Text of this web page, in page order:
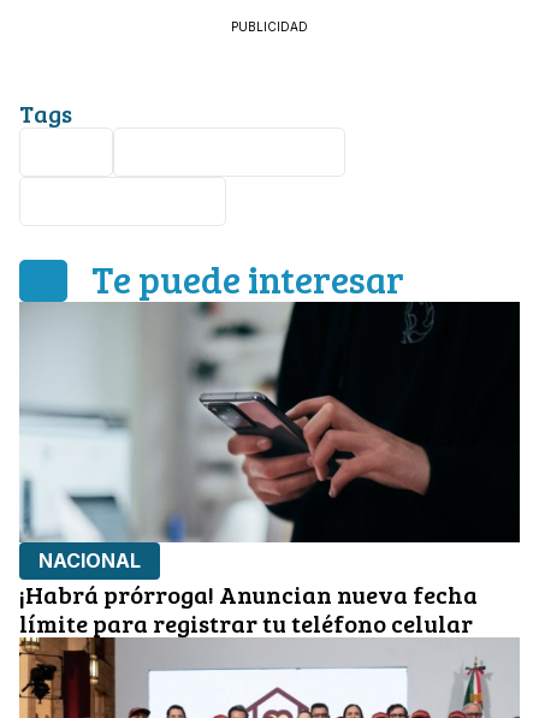
PUBLICIDAD
Tags
Te puede interesar
NACIONAL
¡Habrá prórroga! Anuncian nueva fecha
límite para registrar tu teléfono celular